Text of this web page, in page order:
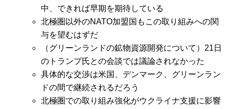
中、できれば早期を期待している
北極圏以外のNATO加盟国もこの取り組みへの関
与を望むはずだ
（グリーンランドの鉱物資源開発について）21日
のトランプ氏との会談では議論されなかった
具体的な交渉は米国、デンマーク、グリーンラン
ドの間で継続されるだろう
北極圏での取り組み強化がウクライナ支援に影響